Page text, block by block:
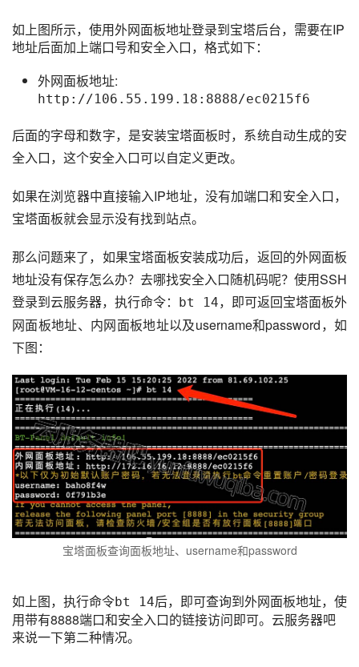
如上图所示，使用外网面板地址登录到宝塔后台，需要在IP
地址后面加上端口号和安全入口，格式如下：
外网面板地址:
http://106.55.199.18:8888/ec0215f6
后面的字母和数字，是安装宝塔面板时，系统自动生成的安
全入口，这个安全入口可以自定义更改。
如果在浏览器中直接输入IP地址，没有加端口和安全入口，
宝塔面板就会显示没有找到站点。
那么问题来了，如果宝塔面板安装成功后，返回的外网面板
地址没有保存怎么办？去哪找安全入口随机码呢？使用SSH
登录到云服务器，执行命令：
bt 14，即可返回宝塔面板外
网面板地址、内网面板地址以及username和password，如
下图：
宝塔面板查询面板地址、username和password
如上图，执行命令bt 14后，即可查询到外网面板地址，使
用带有8888端口和安全入口的链接访问即可。云服务器吧
来说一下第二种情况。